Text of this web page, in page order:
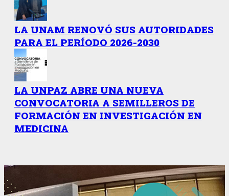
LA UNAM RENOVÓ SUS AUTORIDADES
PARA EL PERÍODO 2026-2030
LA UNPAZ ABRE UNA NUEVA
CONVOCATORIA A SEMILLEROS DE
FORMACIÓN EN INVESTIGACIÓN EN
MEDICINA